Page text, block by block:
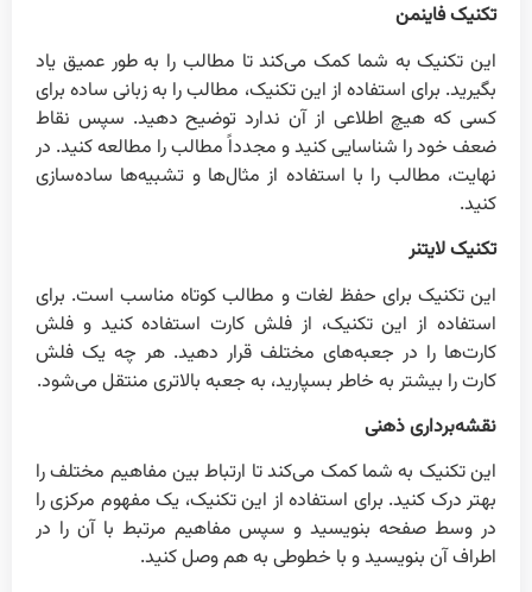
تکنیک فاینمن
این تکنیک به شما کمک می‌کند تا مطالب را به طور عمیق یاد
بگیرید. برای استفاده از این تکنیک، مطالب را به زبانی ساده برای
کسی که هیچ اطلاعی از آن ندارد توضیح دهید. سپس نقاط
ضعف خود را شناسایی کنید و مجدداً مطالب را مطالعه کنید. در
نهایت، مطالب را با استفاده از مثال‌ها و تشبیه‌ها ساده‌سازی
کنید.
تکنیک لایتنر
این تکنیک برای حفظ لغات و مطالب کوتاه مناسب است. برای
استفاده از این تکنیک، از فلش کارت استفاده کنید و فلش
کارت‌ها را در جعبه‌های مختلف قرار دهید. هر چه یک فلش
کارت را بیشتر به خاطر بسپارید، به جعبه بالاتری منتقل می‌شود.
نقشه‌برداری ذهنی
این تکنیک به شما کمک می‌کند تا ارتباط بین مفاهیم مختلف را
بهتر درک کنید. برای استفاده از این تکنیک، یک مفهوم مرکزی را
در وسط صفحه بنویسید و سپس مفاهیم مرتبط با آن را در
اطراف آن بنویسید و با خطوطی به هم وصل کنید.